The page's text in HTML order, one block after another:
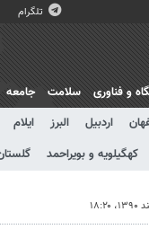
تلگرام
و فناوری سلامت جامعه
اردبیل البرز ایلام
کهگیلویه و بویراحمد